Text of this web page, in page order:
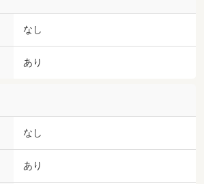
なし
あり
なし
あり